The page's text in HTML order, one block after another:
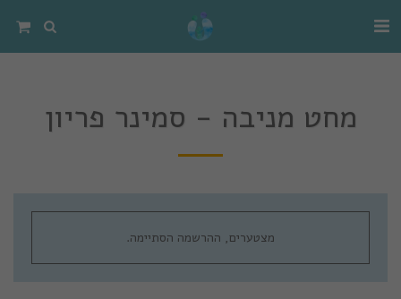
מחט מניבה - סמינר פריון
מצטערים, ההרשמה הסתיימה.